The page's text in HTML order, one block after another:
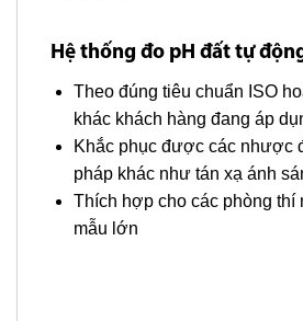
Hệ thống đo pH đất tự
Theo đúng tiêu chuẩn ISO
khác khách hàng đang áp
Khắc phục được các nhược
pháp khác như tán xạ ánh
Thích hợp cho các phòng thí
mẫu lớn